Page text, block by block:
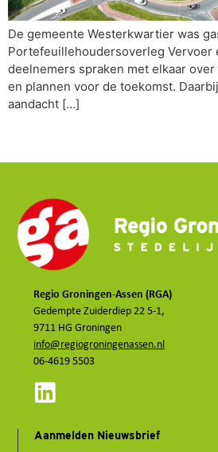
De gemeente Westerkwartier was
Portefeuillehoudersoverleg Vervoer
deelnemers spraken met elkaar
en plannen voor de toekomst.
aandacht […]
Regio Groningen-Assen (RGA)
Gedempte Zuiderdiep 22 5-1,
9711 HG Groningen
info@regiogroningenassen.nl
06-4619 5503
Aanmelden Nieuwsbrief